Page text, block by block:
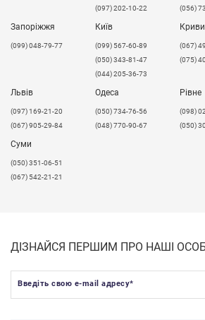
(097) 202-10-22
(056)
Запоріжжя
(099) 048-79-77
Київ
(099) 567-60-89
(050) 343-81-47
(044) 205-36-73
(067)
(075)
Львів
​(097) 169-21-20
(067) 905-29-84
Одеса
(050) 734-76-56
(048) 770-90-67
Рівне
(098)
(050)
Суми
(050) 351-06-51
(067) 542-21-21
ДІЗНАЙСЯ ПЕРШИМ ПРО НАШІ
Введіть свою e-mail адресу*